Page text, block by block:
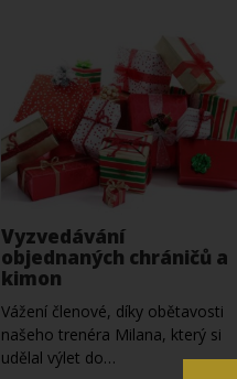
Vyzvedávání
objednaných chráničů a
kimon
Vážení členové, díky obětavosti
našeho trenéra Milana, který si
udělal výlet do…